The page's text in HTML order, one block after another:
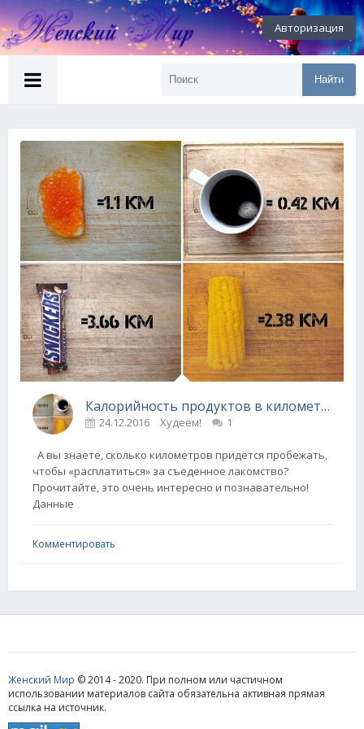
Авторизация
Найти
Калорийность продуктов в километрах - забавно, но убедительно!
24.12.2016 Худеем! 1
А вы знаете, сколько километров придётся пробежать,
чтобы «расплатиться» за съеденное лакомство?
Прочитайте, это очень интересно и познавательно!
Данные
Комментировать
Женский Мир © 2014 - 2020. При полном или частичном
использовании материалов сайта обязательна активная прямая
ссылка на источник.